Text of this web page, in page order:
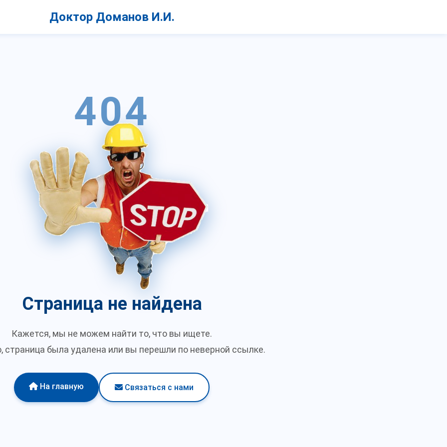
Доктор Доманов И.И.
404
Страница не найдена
Кажется, мы не можем найти то, что вы ищете.
страница была удалена или вы перешли по неверной ссылке.
На главную Связаться с нами